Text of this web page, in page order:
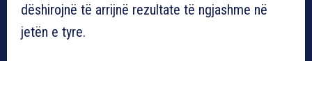
dëshirojnë të arrijnë rezultate të ngjashme në
jetën e tyre.